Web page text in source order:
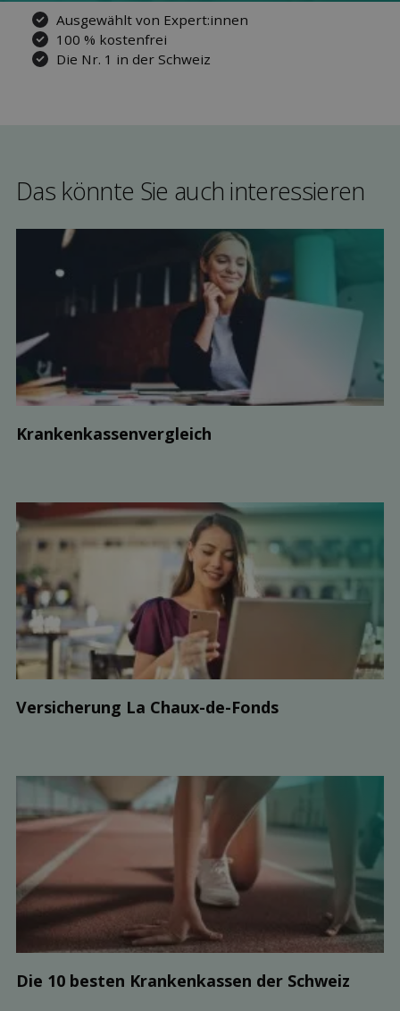
Ausgewählt von Expert:innen
100 % kostenfrei
Die Nr. 1 in der Schweiz
Das könnte Sie auch interessieren
Kranken­kassen­vergleich
Ver­sicherung La Chaux-de-Fonds
Die 10 besten Kranken­kassen der Schweiz